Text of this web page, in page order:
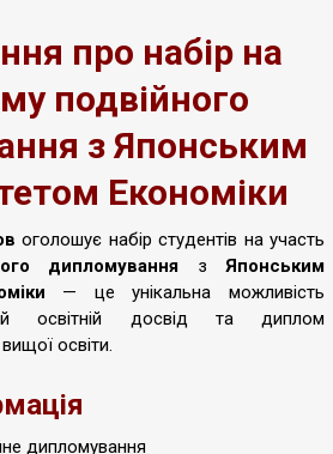
про набір на
подвійного
з Японським
Економіки
оголошує набір студентів на участь
дипломування зЯпонським
— це унікальна можливість
освітній досвід та диплом
освіти.
дипломування